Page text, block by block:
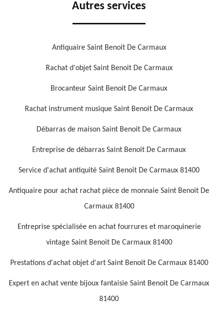
Autres services
Antiquaire Saint Benoit De Carmaux
Rachat d'objet Saint Benoit De Carmaux
Brocanteur Saint Benoit De Carmaux
Rachat instrument musique Saint Benoit De Carmaux
Débarras de maison Saint Benoit De Carmaux
Entreprise de débarras Saint Benoit De Carmaux
Service d'achat antiquité Saint Benoit De Carmaux 81400
Antiquaire pour achat rachat pièce de monnaie Saint Benoit De
Carmaux 81400
Entreprise spécialisée en achat fourrures et maroquinerie
vintage Saint Benoit De Carmaux 81400
Prestations d'achat objet d'art Saint Benoit De Carmaux 81400
Expert en achat vente bijoux fantaisie Saint Benoit De Carmaux
81400